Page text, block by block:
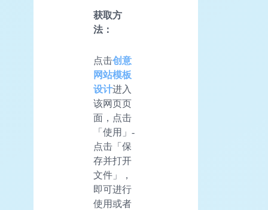
获取方
法：
点击创意
网站模板
设计进入
该网页页
面，点击
「使用」-
点击「保
存并打开
文件」，
即可进行
使用或者